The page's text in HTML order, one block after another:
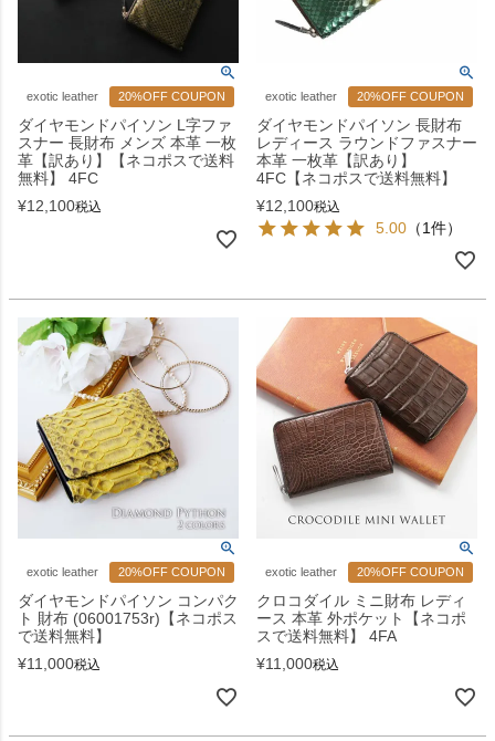
exotic leather 20%OFF COUPON
ダイヤモンドパイソン L字ファ
スナー 長財布 メンズ 本革 一枚
革【訳あり】【ネコポスで送料
無料】 4FC
¥12,100税込
exotic leather 20%OFF COUPON
ダイヤモンドパイソン 長財布
レディース ラウンドファスナー
本革 一枚革【訳あり】
4FC【ネコポスで送料無料】
¥12,100税込
5.00 （1件）
exotic leather 20%OFF COUPON
ダイヤモンドパイソン コンパク
ト 財布 (06001753r)【ネコポス
で送料無料】
¥11,000税込
exotic leather 20%OFF COUPON
クロコダイル ミニ財布 レディ
ース 本革 外ポケット【ネコポ
スで送料無料】 4FA
¥11,000税込